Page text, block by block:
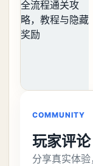
COMMUNITY
玩家评论
分享真实体验